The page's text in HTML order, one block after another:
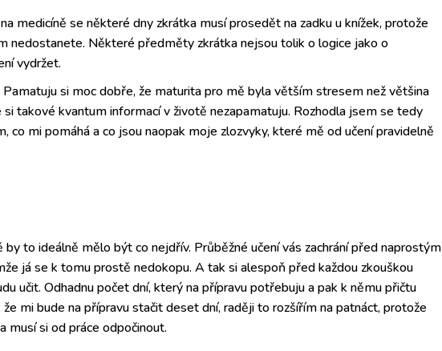
medicíně se některé dny zkrátka musí prosedět na zadku u knížek, protože
nedostanete. Některé předměty zkrátka nejsou tolik o logice jako o
vydržet.
si moc dobře, že maturita pro mě byla větším stresem než většina
takové kvantum informací v životě nezapamatuju. Rozhodla jsem se tedy
co mi pomáhá a co jsou naopak moje zlozvyky, které mě od učení pravidelně
to ideálně mělo být co nejdřív. Průběžné učení vás zachrání před naprostým
já se k tomu prostě nedokopu. A tak si alespoň před každou zkouškou
učit. Odhadnu počet dní, který na přípravu potřebuju a pak k němu přičtu
mi bude na přípravu stačit deset dní, raději to rozšířím na patnáct, protože
musí si od práce odpočinout.